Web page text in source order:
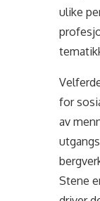
ulike
for
av
Stene